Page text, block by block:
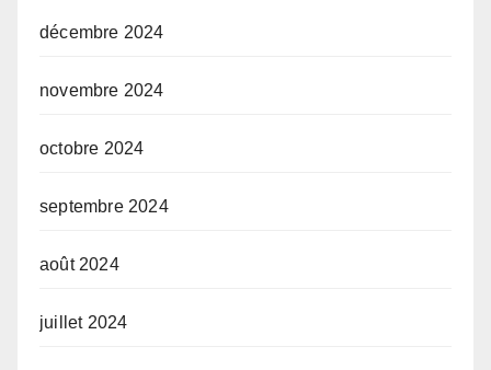
décembre 2024
novembre 2024
octobre 2024
septembre 2024
août 2024
juillet 2024